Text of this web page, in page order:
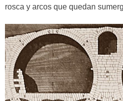
rosca y arcos que quedan